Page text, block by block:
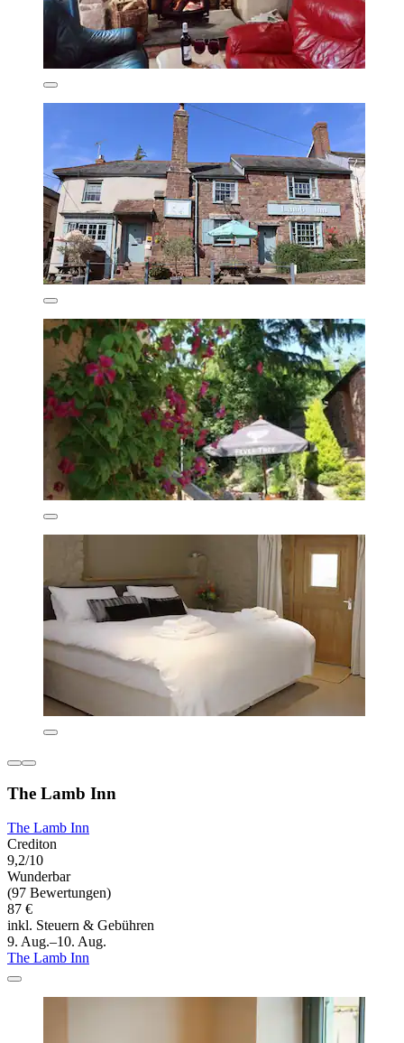
The Lamb Inn
The Lamb Inn
Crediton
9,2/10
Wunderbar
(97 Bewertungen)
87 €
inkl. Steuern & Gebühren
9. Aug.–10. Aug.
The Lamb Inn